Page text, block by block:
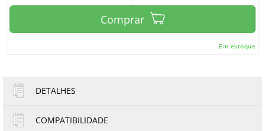
Comprar
Em estoque
DETALHES
COMPATIBILIDADE